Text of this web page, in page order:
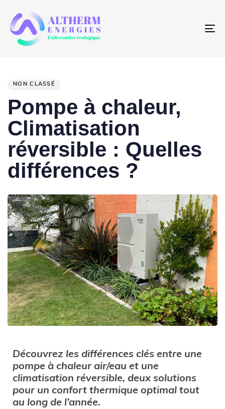
NON CLASSÉ
Pompe à chaleur,
Climatisation
réversible : Quelles
différences ?
Découvrez les différences clés entre une
pompe à chaleur air/eau et une
climatisation réversible, deux solutions
pour un confort thermique optimal tout
au long de l’année.